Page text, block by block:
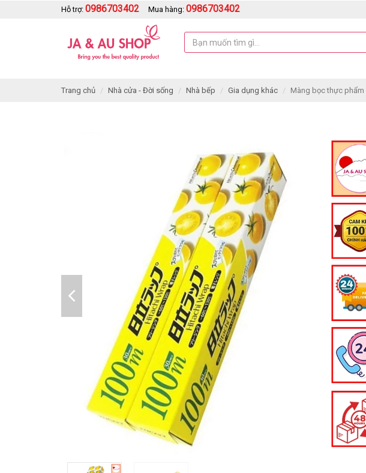
Hỗ trợ: 0986703402 Mua hàng: 0986703402
Trang chủ Nhà cửa - Đời sống Nhà bếp Gia dụng khác Màng bọc thực phẩm